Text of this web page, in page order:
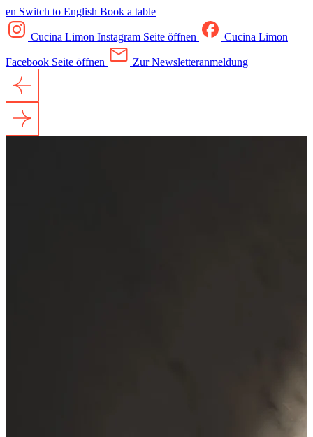
en Switch to English Book a table
Cucina Limon Instagram Seite öffnen Cucina Limon
Facebook Seite öffnen Zur Newsletteranmeldung